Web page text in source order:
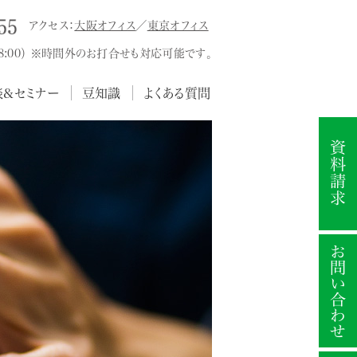
アクセス：大阪オフィス ／東京オフィス
） ※時間外のお打合せも対応可能です。
セミナー 豆知識 よくある質問